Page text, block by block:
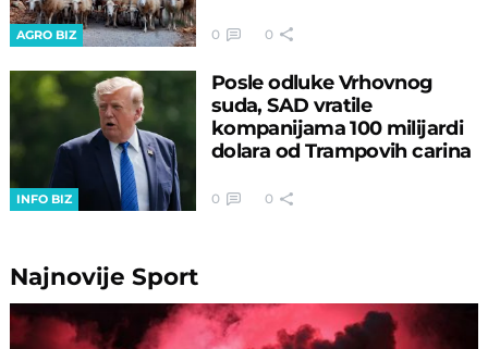
AGRO BIZ 0 0
INFO BIZ
Posle odluke Vrhovnog
suda, SAD vratile
kompanijama 100 milijardi
dolara od Trampovih carina
0 0
NajnovijeSport